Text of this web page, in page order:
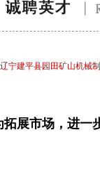
宁建平县园田矿山机械
拓展市场，进一